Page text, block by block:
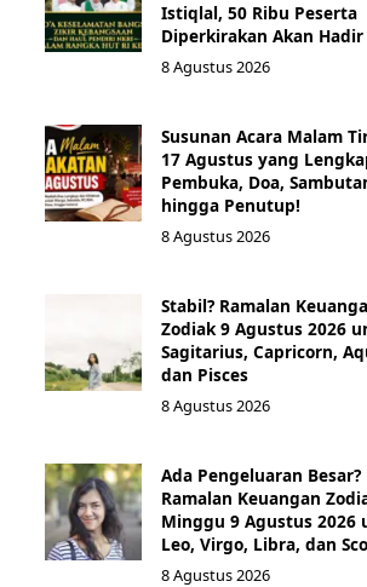
Istiqlal, 50 Ribu Peserta
Diperkirakan Akan Hadir
8 Agustus 2026
Susunan Acara Malam
17 Agustus yang
Pembuka, Doa,
hingga Penutup!
8 Agustus 2026
Stabil? Ramalan
Zodiak 9 Agustus 2026
Sagitarius, Capricorn,
dan Pisces
8 Agustus 2026
Ada Pengeluaran Besar?
Ramalan Keuangan
Minggu 9 Agustus 2026
Leo, Virgo, Libra, dan
8 Agustus 2026